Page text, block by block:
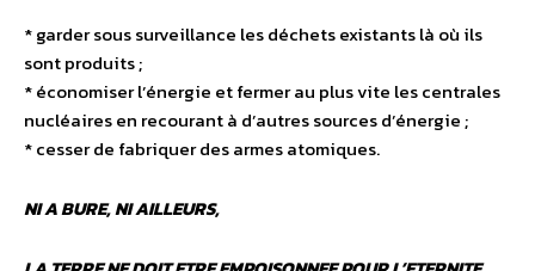
* garder sous surveillance les déchets existants là où ils
sont produits ;
* économiser l’énergie et fermer au plus vite les centrales
nucléaires en recourant à d’autres sources d’énergie ;
* cesser de fabriquer des armes atomiques.
NI A BURE, NI AILLEURS,